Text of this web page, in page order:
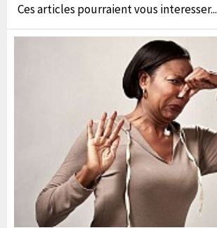
Ces articles pourraient vous interesser...